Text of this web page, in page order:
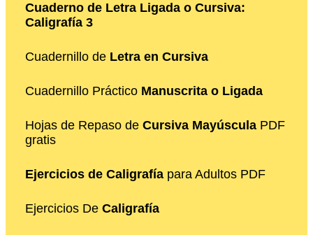
Cuaderno de Letra Ligada o Cursiva:
Caligrafía 3
Cuadernillo de Letra en Cursiva
Cuadernillo Práctico Manuscrita o Ligada
Hojas de Repaso de Cursiva Mayúscula PDF
gratis
Ejercicios de Caligrafía para Adultos PDF
Ejercicios De Caligrafía